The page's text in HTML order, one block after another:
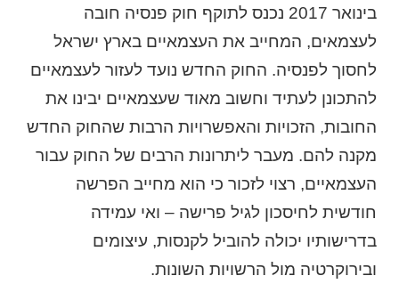
בינואר 2017 נכנס לתוקף חוק פנסיה חובה
לעצמאים, המחייב את העצמאיים בארץ ישראל
לחסוך לפנסיה. החוק החדש נועד לעזור לעצמאיים
להתכונן לעתיד וחשוב מאוד שעצמאיים יבינו את
החובות, הזכויות והאפשרויות הרבות שהחוק החדש
מקנה להם. מעבר ליתרונות הרבים של החוק עבור
העצמאיים, רצוי לזכור כי הוא מחייב הפרשה
חודשית לחיסכון לגיל פרישה – ואי עמידה
בדרישותיו יכולה להוביל לקנסות, עיצומים
ובירוקרטיה מול הרשויות השונות.